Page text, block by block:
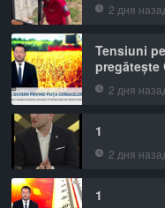
2 дня
Tensiuni
pregătește
2 дня
1
2 дня
1